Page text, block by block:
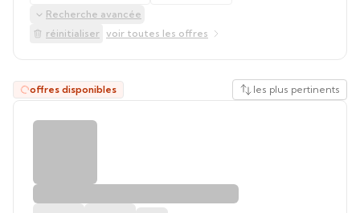
Recherche avancée
réinitialiser voir toutes les offres
offres disponibles les plus pertinents